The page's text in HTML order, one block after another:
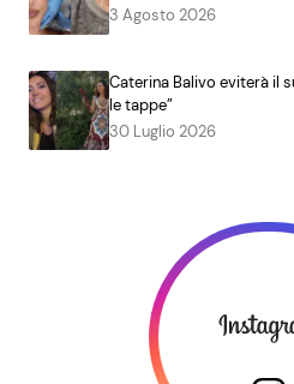
3 Agosto 2026
Caterina Balivo eviterà il
le tappe”
30 Luglio 2026